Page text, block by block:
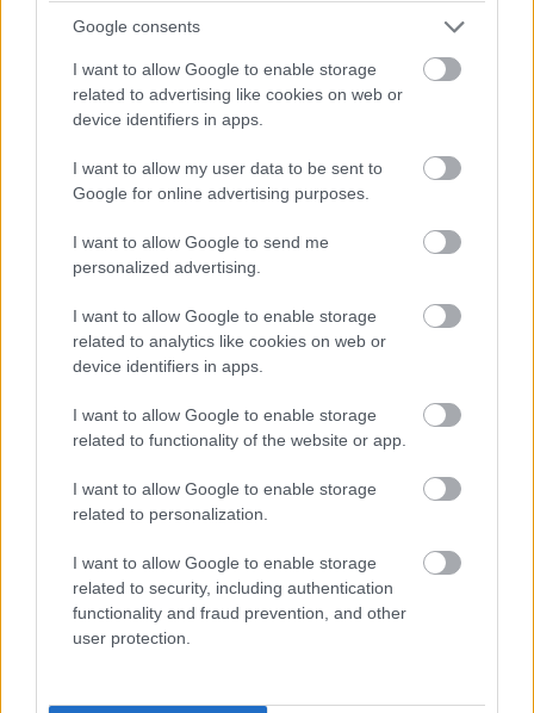
Google consents
I want to allow Google to enable storage
related to advertising like cookies on web or
device identifiers in apps.
I want to allow my user data to be sent to
Google for online advertising purposes.
I want to allow Google to send me
personalized advertising.
I want to allow Google to enable storage
related to analytics like cookies on web or
device identifiers in apps.
I want to allow Google to enable storage
related to functionality of the website or app.
I want to allow Google to enable storage
related to personalization.
I want to allow Google to enable storage
related to security, including authentication
functionality and fraud prevention, and other
user protection.
közepeseket.
Piastriról nem ejtettünk mostanában egy árva szót sem. Nos,
hat másodperccel vezet Russell előtt, Leclerc tempóját
hozza...
Leclerc már Russellre zárkózik fel, hamarosan támadási
közelségben lesz.
Ocont Antonelli és Verstappen nem tudta megelőzni. De most
Két előzés szinte egyszerre! Leclerc feljön harmadiknak Norris
elé, Hamilton meg hetediknek Antonelli elé. Beválni látszik a
Leclerc megtámadta Norrist a célegyenes végén, de annyira
mélyet fékezett, hogy onnan nem lehetett befejezni az